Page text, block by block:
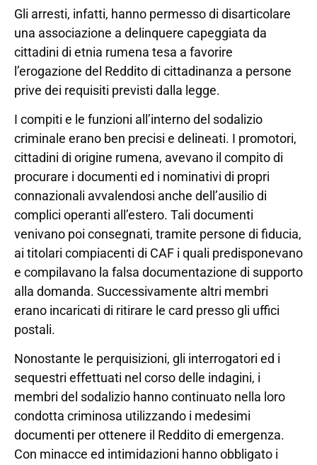
Gli arresti, infatti, hanno permesso di disarticolare
una associazione a delinquere capeggiata da
cittadini di etnia rumena tesa a favorire
l’erogazione del Reddito di cittadinanza a persone
prive dei requisiti previsti dalla legge.
I compiti e le funzioni all’interno del sodalizio
criminale erano ben precisi e delineati. I promotori,
cittadini di origine rumena, avevano il compito di
procurare i documenti ed i nominativi di propri
connazionali avvalendosi anche dell’ausilio di
complici operanti all’estero. Tali documenti
venivano poi consegnati, tramite persone di fiducia,
ai titolari compiacenti di CAF i quali predisponevano
e compilavano la falsa documentazione di supporto
alla domanda. Successivamente altri membri
erano incaricati di ritirare le card presso gli uffici
postali.
Nonostante le perquisizioni, gli interrogatori ed i
sequestri effettuati nel corso delle indagini, i
membri del sodalizio hanno continuato nella loro
condotta criminosa utilizzando i medesimi
documenti per ottenere il Reddito di emergenza.
Con minacce ed intimidazioni hanno obbligato i